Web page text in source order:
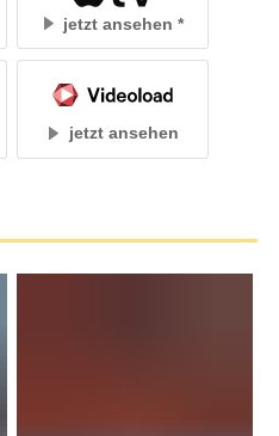
jetzt ansehen
jetzt ansehen